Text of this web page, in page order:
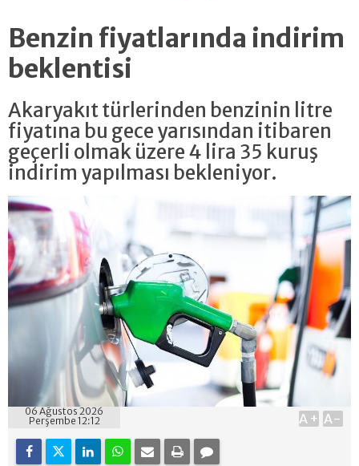
Benzin fiyatlarında indirim
beklentisi
Akaryakıt türlerinden benzinin litre
fiyatına bu gece yarısından itibaren
geçerli olmak üzere 4 lira 35 kuruş
indirim yapılması bekleniyor.
06 Ağustos 2026
Perşembe 12:12
A+ A-